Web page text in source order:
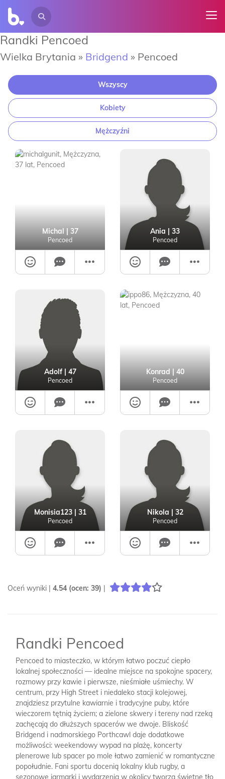
Randki Pencoed
Wielka Brytania » Bridgend » Pencoed
Wszyscy
Kobiety
Mężczyźni
Michal | 37
Pencoed
Ania | 33
Pencoed
Adolf| 47
Pencoed
Konrad | 40
Pencoed
Monisia123| 31
Pencoed
Nikola | 32
Pencoed
Oceń wyniki | 4.54 (ocen: 39) |
Randki Pencoed
Pencoed to miasteczko, w którym łatwo poczuć ciepło
lokalnej społeczności — idealne miejsce na spokojne spacery,
rozmowy przy kawie i pierwsze, nieśmiałe uśmiechy. W
centrum, przy High Street i niedaleko stacji kolejowej,
znajdziesz przytulne kawiarnie i tradycyjne puby, które
wieczorem tętnią życiem; a zielone skwery i tereny nad rzeką
zachęcają do dłuższych spacerów we dwoje. Bliskość
Bridgend i nadmorskiego Porthcawl daje dodatkowe
możliwości: weekendowy wypad na plażę, koncerty
plenerowe lub spacer po mole łatwo zamienić w romantyczne
popołudnie. Fani sportu docenią lokalny klub rugby, a
sezonowe jarmarki i wydarzenia w okolicy tworzą świetne tło